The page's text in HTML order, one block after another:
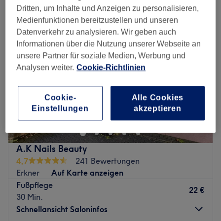
A.K Nails Beauty
4,7
241 Bewertungen
Erkner
Auf Karte anzeigen
Fußpflege
30 Min.
22 €
Schnellansicht Saloninfos
Dritten, um Inhalte und Anzeigen zu personalisieren,
Medienfunktionen bereitzustellen und unseren
Datenverkehr zu analysieren. Wir geben auch
Informationen über die Nutzung unserer Webseite an
unsere Partner für soziale Medien, Werbung und
Analysen weiter. Cookie-Richtlinien
Cookie-
Einstellungen
Alle Cookies
akzeptieren